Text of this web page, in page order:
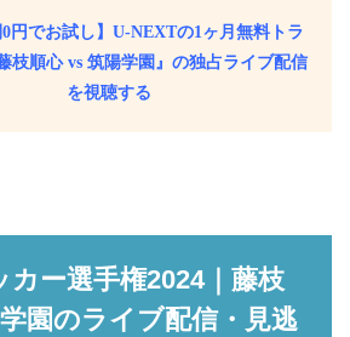
円でお試し】U-NEXTの1ヶ月無料トラ
枝順心 vs 筑陽学園』の独占ライブ配信
を視聴する
カー選手権2024｜藤枝
園のライブ配信・見逃